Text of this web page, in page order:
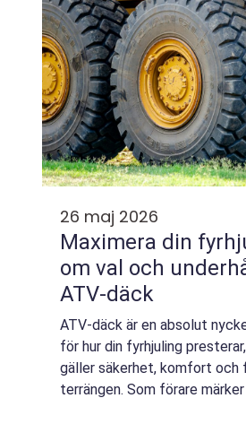
26 maj 2026
Maximera din
om val och
ATV-däck
ATV-däck är en absolut
för hur din fyrhjuling
gäller säkerhet, komfort och
terrängen. Som förare